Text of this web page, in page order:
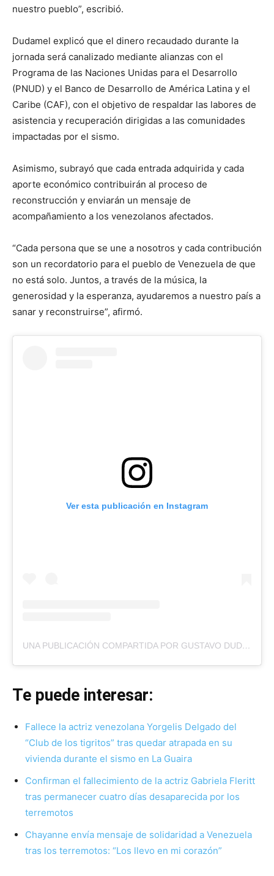
nuestro pueblo”, escribió.
Dudamel explicó que el dinero recaudado durante la
jornada será canalizado mediante alianzas con el
Programa de las Naciones Unidas para el Desarrollo
(PNUD) y el Banco de Desarrollo de América Latina y el
Caribe (CAF), con el objetivo de respaldar las labores de
asistencia y recuperación dirigidas a las comunidades
impactadas por el sismo.
Asimismo, subrayó que cada entrada adquirida y cada
aporte económico contribuirán al proceso de
reconstrucción y enviarán un mensaje de
acompañamiento a los venezolanos afectados.
“Cada persona que se une a nosotros y cada contribución
son un recordatorio para el pueblo de Venezuela de que
no está solo. Juntos, a través de la música, la
generosidad y la esperanza, ayudaremos a nuestro país a
sanar y reconstruirse”, afirmó.
Ver esta publicación en Instagram
UNA PUBLICACIÓN COMPARTIDA POR GUSTAVO DUDAMEL (@GUSTAVODUDAMEL)
Te puede interesar:
Fallece la actriz venezolana Yorgelis Delgado del
“Club de los tigritos” tras quedar atrapada en su
vivienda durante el sismo en La Guaira
Confirman el fallecimiento de la actriz Gabriela Fleritt
tras permanecer cuatro días desaparecida por los
terremotos
Chayanne envía mensaje de solidaridad a Venezuela
tras los terremotos: “Los llevo en mi corazón”